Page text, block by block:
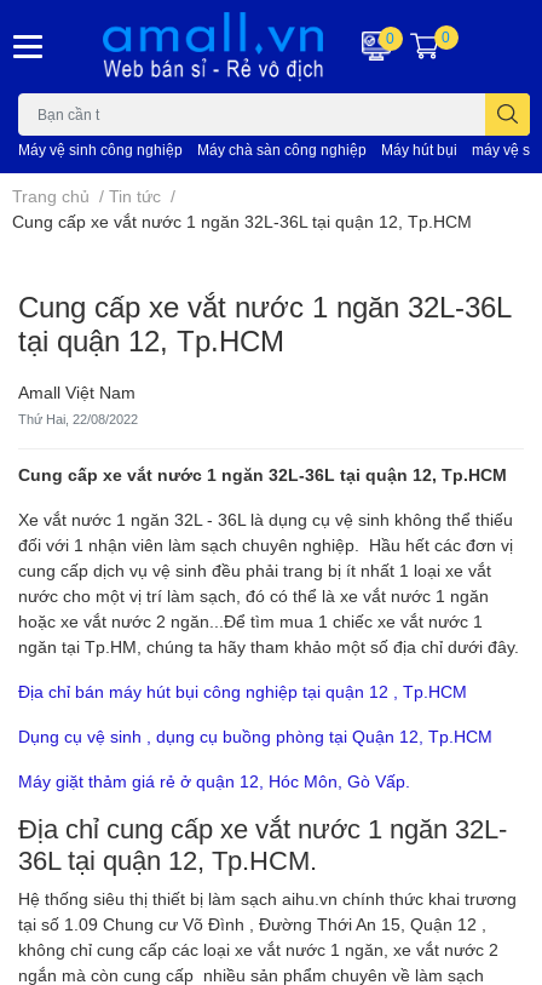
Máy vệ sinh công nghiệp Máy chà sàn công nghiệp Máy hút bụi máy vệ
0 0
Trang chủ / Tin tức /
Cung cấp xe vắt nước 1 ngăn 32L-36L tại quận 12, Tp.HCM
Cung cấp xe vắt nước 1 ngăn 32L-36L
tại quận 12, Tp.HCM
Amall Việt Nam
Thứ Hai, 22/08/2022
Cung cấp xe vắt nước 1 ngăn 32L-36L tại quận 12, Tp.HCM
Xe vắt nước 1 ngăn 32L - 36L là dụng cụ vệ sinh không thể thiếu
đối với 1 nhận viên làm sạch chuyên nghiệp. Hầu hết các đơn vị
cung cấp dịch vụ vệ sinh đều phải trang bị ít nhất 1 loại xe vắt
nước cho một vị trí làm sạch, đó có thể là xe vắt nước 1 ngăn
hoặc xe vắt nước 2 ngăn...Để tìm mua 1 chiếc xe vắt nước 1
ngăn tại Tp.HM, chúng ta hãy tham khảo một số địa chỉ dưới đây.
Địa chỉ bán máy hút bụi công nghiệp tại quận 12 , Tp.HCM
Dụng cụ vệ sinh , dụng cụ buồng phòng tại Quận 12, Tp.HCM
Máy giặt thảm giá rẻ ở quận 12, Hóc Môn, Gò Vấp.
Địa chỉ cung cấp xe vắt nước 1 ngăn 32L-
36L tại quận 12, Tp.HCM.
Hệ thống siêu thị thiết bị làm sạch aihu.vn chính thức khai trương
tại số 1.09 Chung cư Võ Đình , Đường Thới An 15, Quận 12 ,
không chỉ cung cấp các loại xe vắt nước 1 ngăn, xe vắt nước 2
ngắn mà còn cung cấp nhiều sản phẩm chuyên về làm sạch